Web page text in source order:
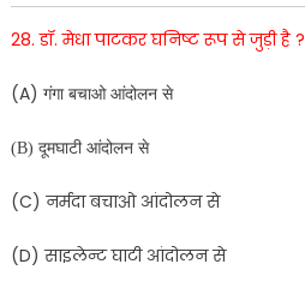
28.डॉ. मेधापाटकरघनिष्टरूपसेजुड़ीहै ?
(A) गंगा बचाओ आंदोलन से
(B) दूमघाटी आंदोलन से
(C) नर्मदाबचाओ आंदोलनसे
(D)साइलेन्टघाटी आंदोलनसे